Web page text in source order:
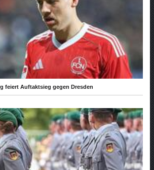
feiert Auftaktsieg gegen Dresden